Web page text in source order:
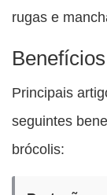
rugas e
Principais
seguintes
brócolis: